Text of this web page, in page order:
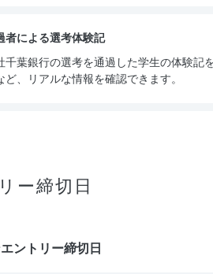
者による選考体験記
千葉銀行の選考を通過した学生の体験記
ど、リアルな情報を確認できます。
ー締切日
ントリー締切日